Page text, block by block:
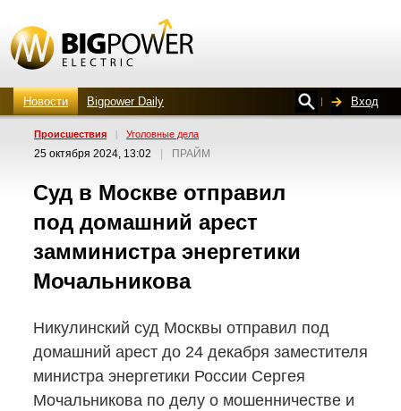
Новости Bigpower Daily Вход
Проиcшествия | Уголовные дела
25 октября 2024, 13:02 ПРАЙМ
Суд в Москве отправил
под домашний арест
замминистра энергетики
Мочальникова
Никулинский суд Москвы отправил под
домашний арест до 24 декабря заместителя
министра энергетики России Сергея
Мочальникова по делу о мошенничестве и